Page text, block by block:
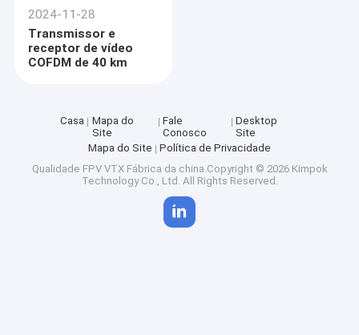
2024-11-28
Transmissor e
receptor de vídeo
COFDM de 40 km
Casa
Mapa do
Site
Fale
Conosco
Desktop
Site
Mapa do Site
Política de Privacidade
Qualidade FPV VTXFábrica da china.Copyright © 2026 Kimpok
Technology Co., Ltd. All Rights Reserved.